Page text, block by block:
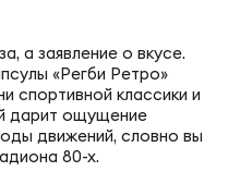
а заявление о вкусе.
«Регби Ретро»
спортивной классики и
дарит ощущение
движений, словно вы
80-х.